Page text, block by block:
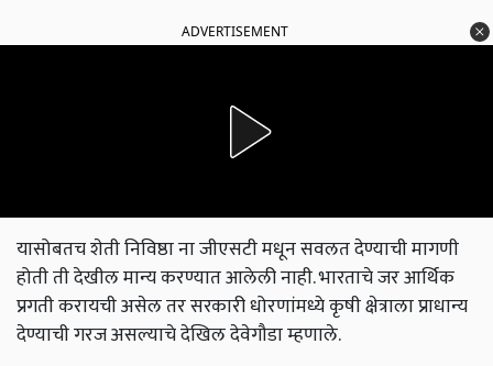
ADVERTISEMENT
यासोबतच शेती निविष्ठा ना जीएसटी मधून सवलत देण्याची मागणी
होती ती देखील मान्य करण्यात आलेली नाही. भारताचे जर आर्थिक
प्रगती करायची असेल तर सरकारी धोरणांमध्ये कृषी क्षेत्राला प्राधान्य
देण्याची गरज असल्याचे देखिल देवेगौडा म्हणाले.